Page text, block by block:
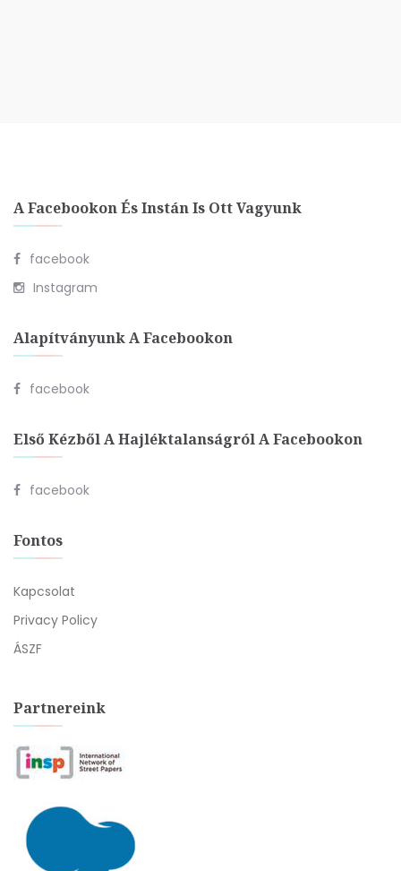
A Facebookon És Instán Is Ott Vagyunk
facebook
Instagram
Alapítványunk A Facebookon
facebook
Első Kézből A Hajléktalanságról A Facebookon
facebook
Fontos
Kapcsolat
Privacy Policy
ÁSZF
Partnereink